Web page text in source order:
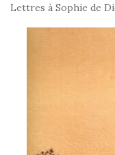
Lettres à Sophie de